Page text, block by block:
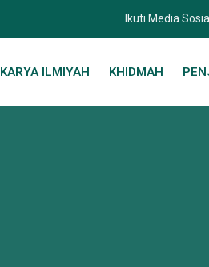
Ikuti Media
KARYA ILMIYAH KHIDMAH